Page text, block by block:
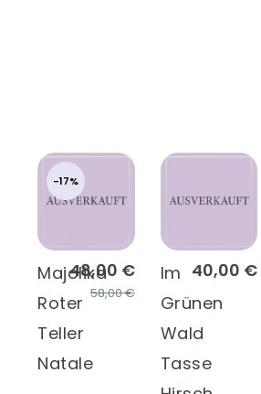
-17%
48,00 €
58,00 €
Majolika
Roter
Teller
Natale
40,00 €
Im
Grünen
Wald
Tasse